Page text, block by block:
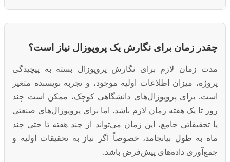
چقدر زمان برای نگارش یک پروپوزال نیاز است؟
مدت زمان لازم برای نگارش پروپوزال بسته به پیچیدگی
پروژه، میزان اطلاعات اولیه موجود، و تجربه نویسنده متغیر
است. برای پروپوزال‌های دانشگاهی کوچک، ممکن است چند
روز تا یک هفته زمان لازم باشد. اما برای پروپوزال‌های صنعتی
یا تحقیقاتی جامع، این زمان می‌تواند از چند هفته تا حتی چند
ماه به طول بیانجامد، خصوصاً اگر نیاز به تحقیقات اولیه و
جمع‌آوری داده‌های پیش‌فرض باشد.